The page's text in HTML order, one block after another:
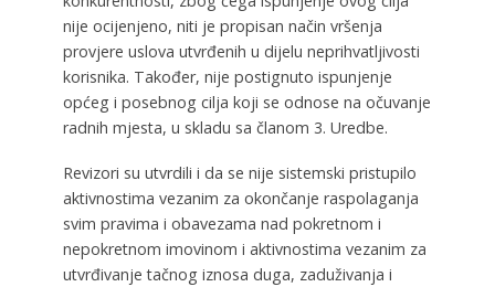
nije ocijenjeno, niti je propisan način vršenja
provjere uslova utvrđenih u dijelu neprihvatljivosti
korisnika. Također, nije postignuto ispunjenje
općeg i posebnog cilja koji se odnose na očuvanje
radnih mjesta, u skladu sa članom 3. Uredbe.
Revizori su utvrdili i da se nije sistemski pristupilo
aktivnostima vezanim za okončanje raspolaganja
svim pravima i obavezama nad pokretnom i
nepokretnom imovinom i aktivnostima vezanim za
utvrđivanje tačnog iznosa duga, zaduživanja i